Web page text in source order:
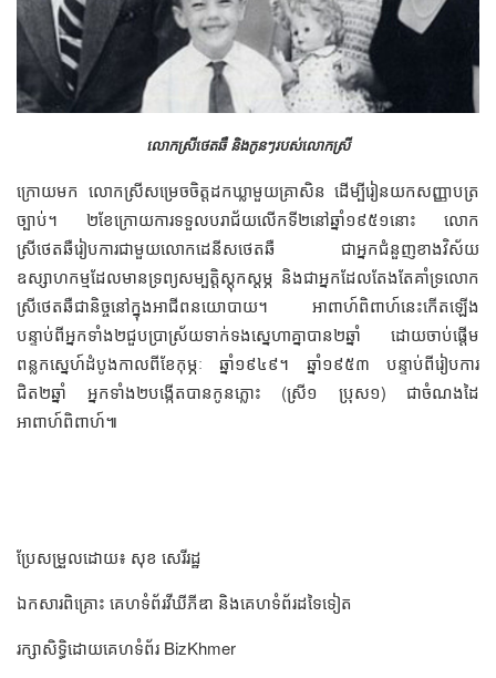
លោកស្រីថេតឆឺ និងកូនៗរបស់លោកស្រី
ក្រោយមក លោកស្រីសម្រេចចិត្តដកឃ្លាមួយគ្រាសិន ដើម្បីរៀនយកសញ្ញាបត្រ
ច្បាប់។ ២ខែក្រោយការទទួលបរាជ័យលើកទី២នៅឆ្នាំ១៩៥១នោះ លោក
ស្រីថេតឆឺរៀបការជាមួយលោកដេនីសថេតឆឺ ជាអ្នកជំនួញខាងវិស័យ
ឧស្សាហកម្មដែលមានទ្រព្យសម្បត្តិស្ដុកស្ដម្ភ និងជាអ្នកដែលតែងតែគាំទ្រលោក
ស្រីថេតឆឺជានិច្ចនៅក្នុងអាជីពនយោបាយ។ អាពាហ៍ពិពាហ៍នេះកើតឡើង
បន្ទាប់ពីអ្នកទាំង២ជួបប្រាស្រ័យទាក់ទងស្នេហាគ្នាបាន២ឆ្នាំ ដោយចាប់ផ្ដើម
ពន្លកស្នេហ៍ដំបូងកាលពីខែកុម្ភៈ ឆ្នាំ១៩៤៩។ ឆ្នាំ១៩៥៣ បន្ទាប់ពីរៀបការ
ជិត២ឆ្នាំ អ្នកទាំង២បង្កើតបានកូនភ្លោះ (ស្រី១ ប្រុស១) ជាចំណងដៃ
អាពាហ៍ពិពាហ៍៕
ប្រែសម្រួលដោយ៖ សុខ សេរីរដ្ឋ
ឯកសារពិគ្រោះ គេហទំព័រវីឃីភីឌា និងគេហទំព័រដទៃទៀត
រក្សាសិទ្ធិដោយគេហទំព័រ BizKhmer